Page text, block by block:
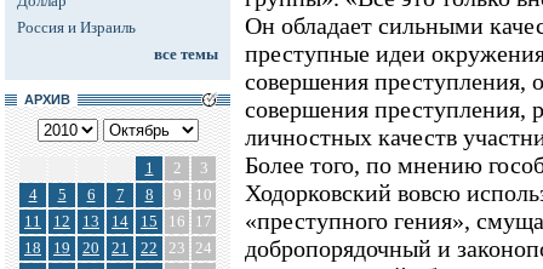
Россия и Израиль
все темы
АРХИВ
1 2
3
4
5 6 7 8 9
10
11
12 13 14 15 16
17
18
19 20 21 22 23 24
Он обладает сильными
преступные идеи
совершения преступления,
совершения преступления,
личностных качеств
Более того, по мнению
Ходорковский вовсю
«преступного гения»,
добропорядочный и